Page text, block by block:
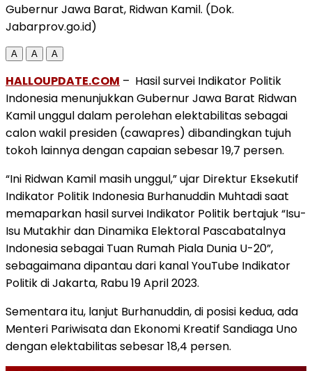
Gubernur Jawa Barat, Ridwan Kamil. (Dok.
Jabarprov.go.id)
A A A
HALLOUPDATE.COM – Hasil survei Indikator Politik
Indonesia menunjukkan Gubernur Jawa Barat Ridwan
Kamil unggul dalam perolehan elektabilitas sebagai
calon wakil presiden (cawapres) dibandingkan tujuh
tokoh lainnya dengan capaian sebesar 19,7 persen.
“Ini Ridwan Kamil masih unggul,” ujar Direktur Eksekutif
Indikator Politik Indonesia Burhanuddin Muhtadi saat
memaparkan hasil survei Indikator Politik bertajuk “Isu-
Isu Mutakhir dan Dinamika Elektoral Pascabatalnya
Indonesia sebagai Tuan Rumah Piala Dunia U-20”,
sebagaimana dipantau dari kanal YouTube Indikator
Politik di Jakarta, Rabu 19 April 2023.
Sementara itu, lanjut Burhanuddin, di posisi kedua, ada
Menteri Pariwisata dan Ekonomi Kreatif Sandiaga Uno
dengan elektabilitas sebesar 18,4 persen.